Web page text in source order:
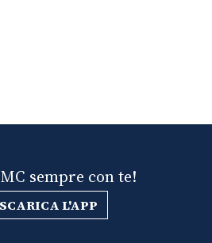
sempre con te!
SCARICA L'APP